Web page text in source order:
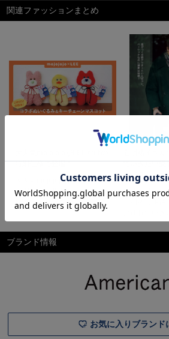
関連ファッションまとめ
特別仕様で登場！
大人気mojojojoがLEEだけの
特別仕様で登場！ぬいぐるみ
作家・尾崎歩美さんが手がけ
る話題のキャラクター
「mojojojo」とLEEマルシェ
が初コラボ！20周年を記念
し、貴重なハンドメイドのぬ
しました。ほんわかゆる～い
雰囲気は、唯一無二の可愛さ
ていきたい愛
vol.10
“日常で選び
ローブvol.10
「旅」に連れ
を左右する、
をピックアッ
ブランド情報
お気に入りブランド